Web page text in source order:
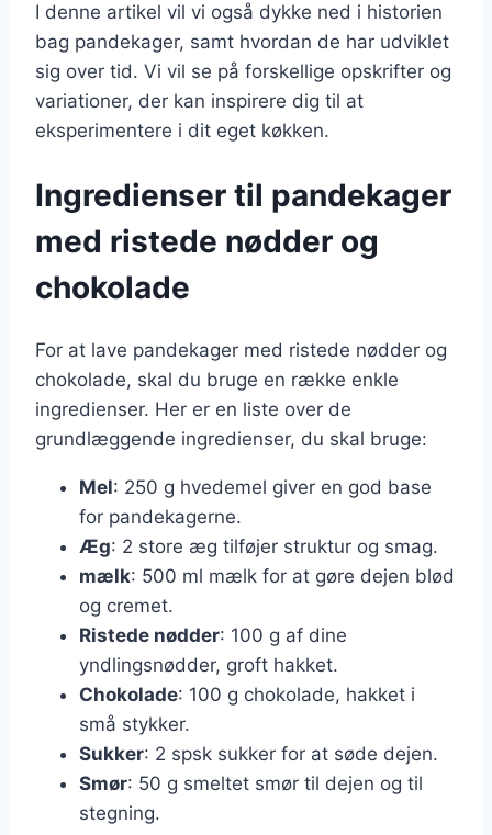
I denne artikel vil vi også dykke ned i historien
bag pandekager, samt hvordan de har udviklet
sig over tid. Vi vil se på forskellige opskrifter og
variationer, der kan inspirere dig til at
eksperimentere i dit eget køkken.
Ingredienser til pandekager
med ristede nødder og
chokolade
For at lave pandekager med ristede nødder og
chokolade, skal du bruge en række enkle
ingredienser. Her er en liste over de
grundlæggende ingredienser, du skal bruge:
Mel: 250 g hvedemel giver en god base
for pandekagerne.
Æg: 2 store æg tilføjer struktur og smag.
mælk: 500 ml mælk for at gøre dejen blød
og cremet.
Ristede nødder: 100 g af dine
yndlingsnødder, groft hakket.
Chokolade: 100 g chokolade, hakket i
små stykker.
Sukker: 2 spsk sukker for at søde dejen.
Smør: 50 g smeltet smør til dejen og til
stegning.